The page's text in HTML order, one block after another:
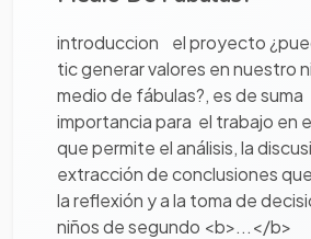
introduccion el proyecto
tic generar valores en nuestro
medio de fábulas?, es de suma
importancia para el trabajo en
que permite el análisis, la
extracción de conclusiones
la reflexión y a la toma de
niños de segundo <b>...</b>